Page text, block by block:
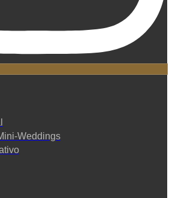
Weddings